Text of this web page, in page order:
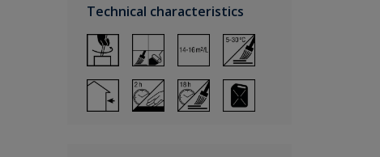
Technical characteristics